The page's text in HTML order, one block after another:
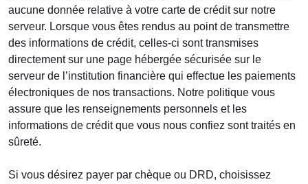
aucune donnée relative à votre carte de crédit sur notre
serveur. Lorsque vous êtes rendus au point de transmettre
des informations de crédit, celles-ci sont transmises
directement sur une page hébergée sécurisée sur le
serveur de l’institution financière qui effectue les paiements
électroniques de nos transactions. Notre politique vous
assure que les renseignements personnels et les
informations de crédit que vous nous confiez sont traités en
sûreté.
Si vous désirez payer par chèque ou DRD, choisissez